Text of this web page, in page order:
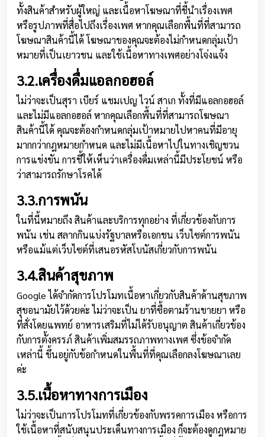
ทั้งสินค้าสำหรับผู้ใหญ่ และเนื้อหาโฆษณาที่ชี้นำเรื่องเพศ
หรือรูปภาพที่สื่อไปถึงเรื่องเพศ หากคุณเลือกพื้นที่ที่สามารถ
โฆษณาสินค้านี้ได้ โฆษณาของคุณจะต้องไม่กำหนดกลุ่มเป้า
หมายที่เป็นเยาวชน และใช้เนื้อหาทางเพศอย่างโจ่งแจ้ง
3.2.เครื่องดื่มแอลกอฮอล์
ไม่ว่าจะเป็นสุรา เบียร์ แชมเปญ ไวน์ สาเก ทั้งที่มีแอลกอฮอล์
และไม่มีแอลกอฮอล์ หากคุณเลือกพื้นที่ที่สามารถโฆษณา
สินค้านี้ได้ คุณจะต้องกำหนดกลุ่มเป้าหมายไปหาคนที่มีอายุ
มากกว่ากฎหมายกำหนด และไม่มีเนื้อหาไปในทางเชิญชวน
การแข่งขัน การชี้ให้เห็นว่าเครื่องดื่มเหล่านี้มีประโยชน์ หรือ
ว่าสามารถรักษาโรคได้
3.3.การพนัน
ในที่นี้หมายถึง สินค้าและบริการทุกอย่าง ที่เกี่ยวข้องกับการ
พนัน เช่น สลากกินแบ่งรัฐบาลหรือเอกชน เว็บไซต์การพนัน
หรือแม้แต่เว็บไซต์ที่เสนอรหัสโบนัสเกี่ยวกับการพนัน
3.4.สินค้าสุขภาพ
Google ได้จำกัดการโปรโมทเนื้อหาเกี่ยวกับสินค้าด้านสุขภาพ
สุขอนามัยไว้ด้วยค่ะ ไม่ว่าจะเป็น ยาที่ซื้อตามร้านขายยา หรือ
ที่สั่งโดยแพทย์ อาหารเสริมที่ไม่ได้รับอนุญาต สินค้าเกี่ยวข้อง
กับการตั้งครรภ์ สินค้าเพิ่มสมรรถภาพทางเพศ ซึ่งข้อจำกัด
เหล่านี้ ขึ้นอยู่กับข้อกำหนดในพื้นที่ที่คุณเลือกลงโฆษณาเลย
ค่ะ
3.5.เนื้อหาทางการเมือง
ไม่ว่าจะเป็นการโปรโมทที่เกี่ยวข้องกับพรรคการเมือง หรือการ
ใช้เนื้อหาที่สนับสนุนประเด็นทางการเมือง ก็จะต้องดูกฎหมาย